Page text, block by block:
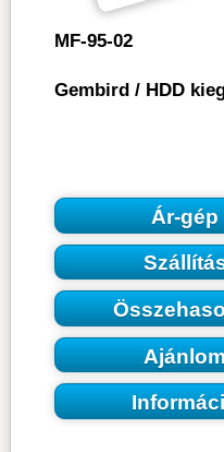
MF-95-02
Gembird / HDD
Ár-gép